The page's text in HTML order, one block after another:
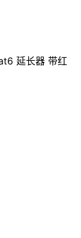
延长器 带红